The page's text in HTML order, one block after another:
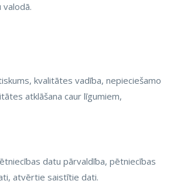
valodā.
kvalitātes vadība, nepieciešamo
atklāšana caur līgumiem,
datu pārvaldība, pētniecības
atvērtie saistītie dati.